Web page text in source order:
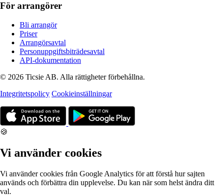
För arrangörer
Bli arrangör
Priser
Arrangörsavtal
Personuppgiftsbiträdesavtal
API-dokumentation
© 2026 Ticsie AB. Alla rättigheter förbehållna.
Integritetspolicy Cookieinställningar
🍪
Vi använder cookies
Vi använder cookies från Google Analytics för att förstå hur sajten
används och förbättra din upplevelse. Du kan när som helst ändra ditt
val.